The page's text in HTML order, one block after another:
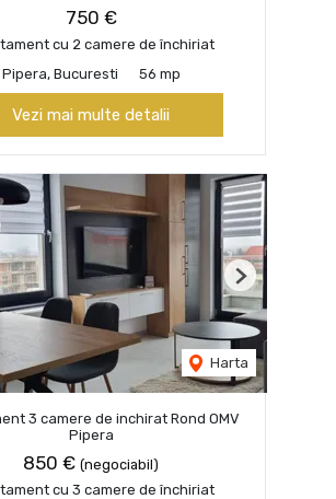
750 €
cu 2 camere de închiriat
Pipera, Bucuresti
56 mp
Vezi mai multe detalii
Harta
Next
3 camere de inchirat Rond OMV
Pipera
850 € (negociabil)
cu 3 camere de închiriat